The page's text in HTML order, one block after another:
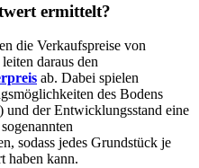
ermittelt?
die Verkaufspreise von
daraus den
ab. Dabei spielen
des Bodens
der Entwicklungsstand eine
sodass jedes Grundstück je
haben kann.